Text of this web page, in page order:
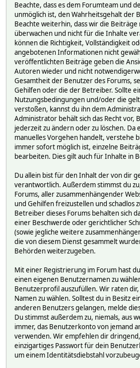
Beachte, dass es dem Forumteam und
unmöglich ist, den Wahrheitsgehalt der
Beachte weiterhin, dass wir die Beiträge
überwachen und nicht für die Inhalte
können die Richtigkeit, Vollständigkeit
angebotenen Informationen nicht
veröffentlichten Beiträge geben die
Autoren wieder und nicht
Gesamtheit der Benutzer des Forums,
Gehilfen oder die der Betreiber. Sollte
Nutzungsbedingungen und/oder die
verstoßen, kannst du ihn dem
Administrator behält sich das Recht vor,
jederzeit zu ändern oder zu löschen. Da
manuelles Vorgehen handelt, verstehe
immer sofort möglich ist, einzelne
bearbeiten. Dies gilt auch für Inhalte in
Du allein bist für den Inhalt der von dir
verantwortlich. Außerdem stimmst du
Forums, aller zusammenhängender
und Gehilfen freizustellen und schadlos
Betreiber dieses Forums behalten sich
einer Beschwerde oder gerichtlicher
(sowie jegliche weitere
die von diesem Dienst gesammelt
Behörden weiterzugeben.
Mit einer Registrierung im Forum hast
einen eigenen Benutzernamen zu
Benutzerprofil auszufüllen. Wir raten
Namen zu wählen. Solltest du in Besitz
anderen Benutzers gelangen, melde
Du stimmst außerdem zu, niemals, aus
immer, das Benutzerkonto von jemand
verwenden. Wir empfehlen dir
einzigartiges Passwort für dein
um einem Identitätsdiebstahl